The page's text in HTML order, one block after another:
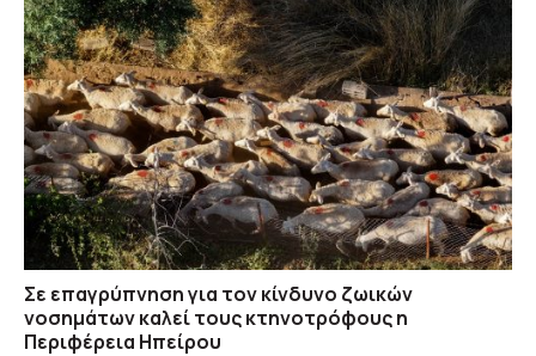
Σε επαγρύπνηση για τον κίνδυνο ζωικών
νοσημάτων καλεί τους κτηνοτρόφους η
Περιφέρεια Ηπείρου